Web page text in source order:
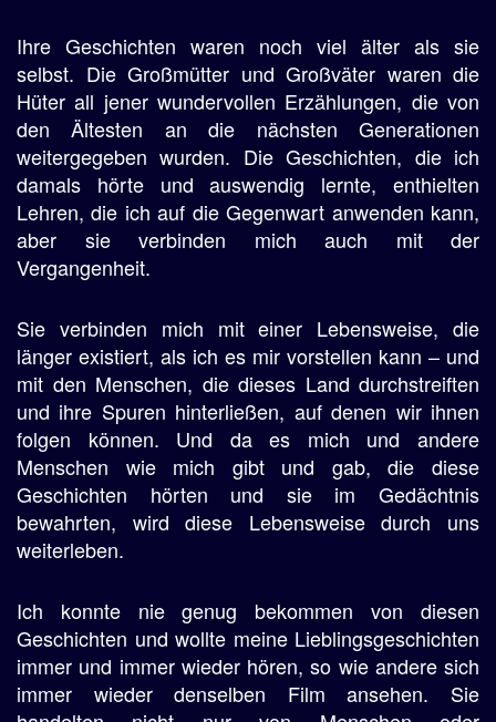
Ihre Geschichten waren noch viel älter als sie
selbst. Die Großmütter und Großväter waren die
Hüter all jener wundervollen Erzählungen, die von
den Ältesten an die nächsten Generationen
weitergegeben wurden. Die Geschichten, die ich
damals hörte und auswendig lernte, enthielten
Lehren, die ich auf die Gegenwart anwenden kann,
aber sie verbinden mich auch mit der
Vergangenheit.
Sie verbinden mich mit einer Lebensweise, die
länger existiert, als ich es mir vorstellen kann – und
mit den Menschen, die dieses Land durchstreiften
und ihre Spuren hinterließen, auf denen wir ihnen
folgen können. Und da es mich und andere
Menschen wie mich gibt und gab, die diese
Geschichten hörten und sie im Gedächtnis
bewahrten, wird diese Lebensweise durch uns
weiterleben.
Ich konnte nie genug bekommen von diesen
Geschichten und wollte meine Lieblingsgeschichten
immer und immer wieder hören, so wie andere sich
immer wieder denselben Film ansehen. Sie